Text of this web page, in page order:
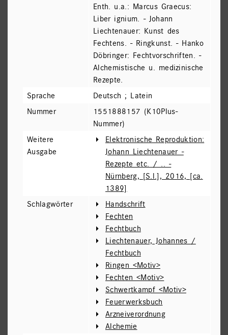
Enth. u.a.: Marcus Graecus:
Liber ignium. - Johann
Liechtenauer: Kunst des
Fechtens. - Ringkunst. - Hanko
Döbringer: Fechtvorschriften. -
Alchemistische u. medizinische
Rezepte.
Sprache
Deutsch ; Latein
Nummer
1551888157 (K10Plus-
Nummer)
Weitere
Ausgabe
Elektronische Reproduktion:
Johann Liechtenauer -
Rezepte etc. / .. -
Nürnberg, [S.l.], 2016, [ca.
1389]
Schlagwörter
Handschrift
Fechten
Fechtbuch
Liechtenauer, Johannes /
Fechtbuch
Ringen <Motiv>
Fechten <Motiv>
Schwertkampf <Motiv>
Feuerwerksbuch
Arzneiverordnung
Alchemie